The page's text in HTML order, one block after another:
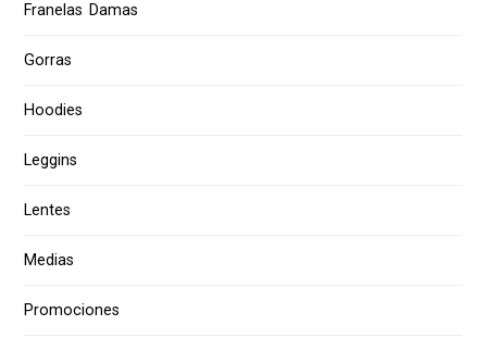
Franelas Damas
Gorras
Hoodies
Leggins
Lentes
Medias
Promociones